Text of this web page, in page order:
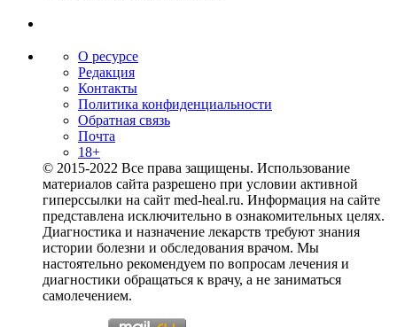
О ресурсе
Редакция
Контакты
Политика конфиденциальности
Обратная связь
Почта
18+
© 2015-2022 Все права защищены. Использование
материалов сайта разрешено при условии активной
гиперссылки на сайт med-heal.ru. Информация на сайте
представлена исключительно в ознакомительных целях.
Диагностика и назначение лекарств требуют знания
истории болезни и обследования врачом. Мы
настоятельно рекомендуем по вопросам лечения и
диагностики обращаться к врачу, а не заниматься
самолечением.